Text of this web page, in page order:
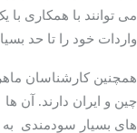
می توانند با همکاری
واردات خود را تا حد
همچنین کارشناسان
چین و ایران دارند. آن
های بسیار سودمندی به